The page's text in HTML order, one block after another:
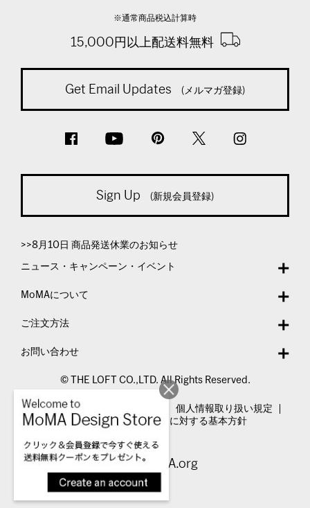
※通常商品税込計算時
15,000円以上配送料無料
Get Email Updates (メルマガ登録)
Sign Up (新規会員登録)
>>8月10日 商品発送休業のお知らせ
ニュース・キャンペーン・イベント
MoMAについて
ご注文方法
お問い合わせ
© THE LOFT CO.,LTD. All Rights Reserved.
特定商取引法表示
個人情報取り扱い規定
カスタマーハラスメントに対する基本方針
Visit MoMA.org